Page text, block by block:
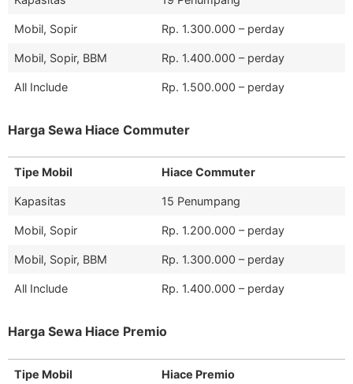
Mobil, Sopir Rp. 1.300.000 – perday
Mobil, Sopir, BBM Rp. 1.400.000 – perday
All Include Rp. 1.500.000 – perday
Harga Sewa Hiace Commuter
Tipe Mobil Hiace Commuter
Kapasitas 15 Penumpang
Mobil, Sopir Rp. 1.200.000 – perday
Mobil, Sopir, BBM Rp. 1.300.000 – perday
All Include Rp. 1.400.000 – perday
Harga Sewa Hiace Premio
Tipe Mobil Hiace Premio